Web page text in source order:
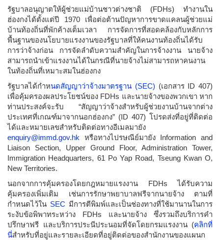
รัฐบาลอนุญาตให้ผู้ช่วยแม่บ้านชาวต่างชาติ (FDHs) ทำงานใน
ฮ่องกงได้ตั้งแต่ปี 1970 เพื่อต่อต้านปัญหาการขาดแคลนผู้ช่วยแม่
บ้านท้องถิ่นที่พักค้างเต็มเวลา การจัดการที่สอดคล้องกับหลักการ
พื้นฐานของนโยบายแรงงานของรัฐบาลที่ให้คนงานท้องถิ่นได้รับ
การว่าจ้างก่อน การจัดลำดับความสำคัญในการจ้างงาน นายจ้าง
สามารถนำเข้าแรงงานได้ในกรณีที่นายจ้างไม่สามารถหาคนงาน
ในท้องถิ่นที่เหมาะสมในฮ่องกง
รัฐบาลได้กำหนดสัญญาว่าจ้างมาตรฐาน (SEC) (เอกสาร ID 407)
เพื่อคุ้มครองผลประโยชน์ของ FDHs และนายจ้างของพวกเขา หาก
ท่านประสงค์จะรับ “สัญญาว่าจ้างสำหรับผู้ช่วยงานบ้านจากต่าง
ประเทศที่เกณฑ์มาจากนอกฮ่องกง” (ID 407) โปรดส่งที่อยู่ที่ติดต่อ
ได้และหมายเลขสำหรับติดต่อทางอีเมลมายัง
enquiry@immd.gov.hk หรือทางไปรษณีย์มายัง Information and
Liaison Section, Upper Ground Floor, Administration Tower,
Immigration Headquarters, 61 Po Yap Road, Tseung Kwan O,
New Territories.
นอกจากการคุ้มครองโดยกฎหมายแรงงาน FDHs ได้รับความ
คุ้มครองเพิ่มเติม เช่นการรักษาพยาบาลฟรีจากนายจ้าง ตามที่
กำหนดไว้ใน SEC มีการตีพิมพ์และเป็นช่องทางที่ใช้มานานในการ
ระงับข้อพิพาทระหว่าง FDHs และนายจ้าง ซึ่งรวมถึงบริการคำ
ปรึกษาฟรี และบริการประนีประนอมที่จัดโดยกรมแรงงาน (คลิกที่
นี่สำหรับที่อยู่และรายละเอียดที่อยู่ติดต่อของสำนักงานของแผนก